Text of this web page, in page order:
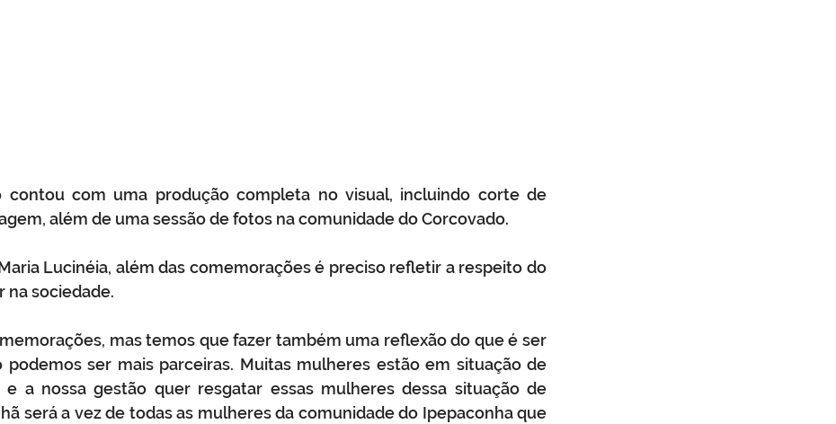
contou com uma produção completa no visual, incluindo corte de
além de uma sessão de fotos na comunidade do Corcovado.
Lucinéia, além das comemorações é preciso refletir a respeito do
na sociedade.
mas temos que fazer também uma reflexão do que é ser
ser mais parceiras. Muitas mulheres estão em situação de
e a nossa gestão quer resgatar essas mulheres dessa situação de
será a vez de todas as mulheres da comunidade do Ipepaconha que